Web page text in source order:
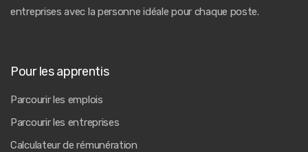
entreprises avec la personne idéale pour chaque poste.
Pour les apprentis
Parcourir les emplois
Parcourir les entreprises
Calculateur de rémunération